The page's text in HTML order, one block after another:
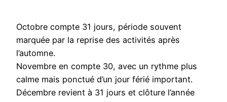
Octobre compte 31 jours, période souvent
marquée par la reprise des activités après
l’automne.
Novembre en compte 30, avec un rythme plus
calme mais ponctué d’un jour férié important.
Décembre revient à 31 jours et clôture l’année